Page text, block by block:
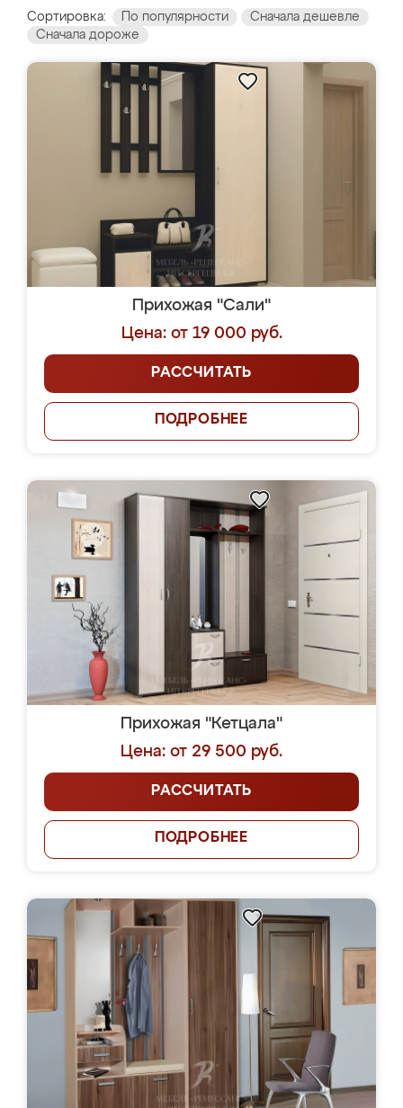
Сортировка: По популярности
Сначала дешевле
Сначала дороже
Прихожая "Сали"
Цена: от 19 000 руб.
РАССЧИТАТЬ
ПОДРОБНЕЕ
Прихожая "Кетцала"
Цена: от 29 500 руб.
РАССЧИТАТЬ
ПОДРОБНЕЕ